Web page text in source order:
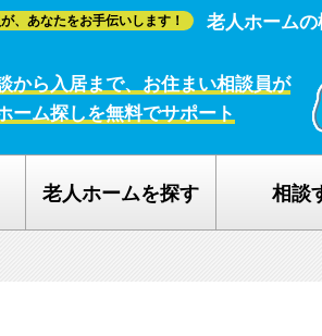
、あなたをお手伝いします！ 老人ホーム
から入居まで、お住まい相談員が
ーム探しを無料でサポート
老人ホームを探す 相談